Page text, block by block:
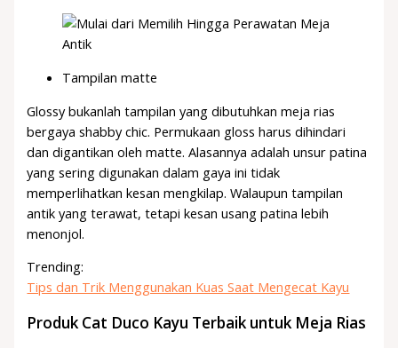
Tampilan matte
Glossy bukanlah tampilan yang dibutuhkan meja rias
bergaya shabby chic. Permukaan gloss harus dihindari
dan digantikan oleh matte. Alasannya adalah unsur patina
yang sering digunakan dalam gaya ini tidak
memperlihatkan kesan mengkilap. Walaupun tampilan
antik yang terawat, tetapi kesan usang patina lebih
menonjol.
Trending:
Tips dan Trik Menggunakan Kuas Saat Mengecat Kayu
Produk Cat Duco Kayu Terbaik untuk Meja Rias